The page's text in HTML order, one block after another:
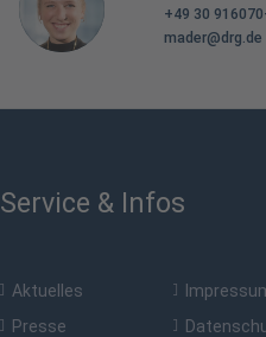
+49 30
mader@drg.de
Service & Infos
Aktuelles
Presse